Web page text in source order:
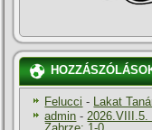
Felucci - Lakat
admin -2026.VIII.5.